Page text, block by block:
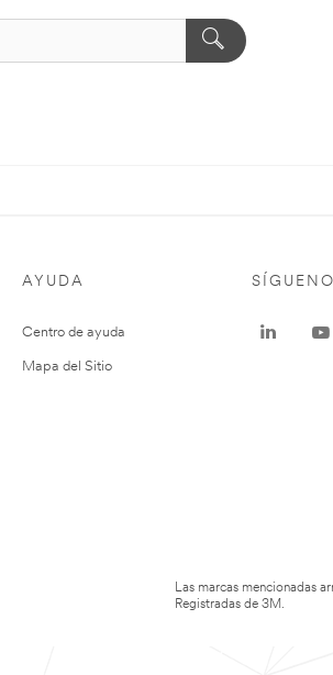
AYUDA
Centro de ayuda
Mapa del Sitio
Las marcas mencionadas
Registradas de 3M.